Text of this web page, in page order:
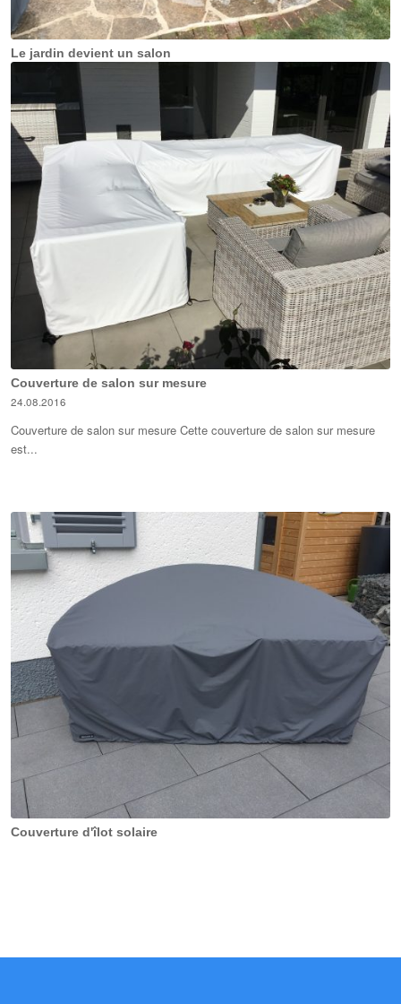
Le jardin devient un salon
Couverture de salon sur mesure
24.08.2016
Couverture de salon sur mesure Cette couverture de salon sur mesure
est...
Couverture d'îlot solaire